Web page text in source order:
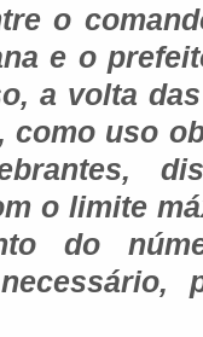
o
e o
a volta
como uso
o limite
do